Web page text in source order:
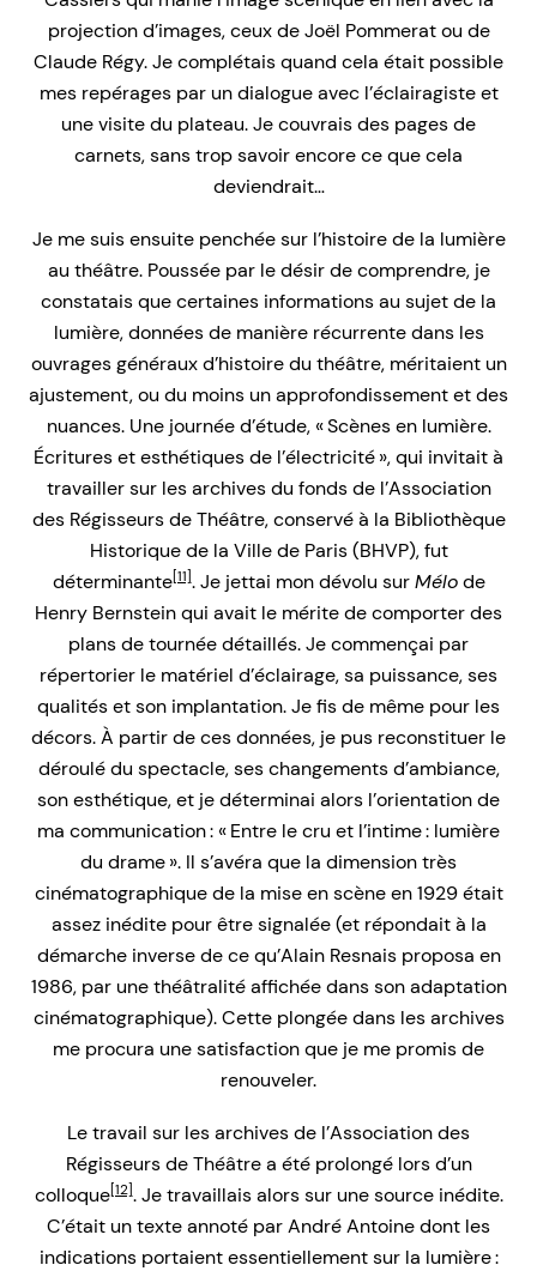
projection d’images, ceux de Joël Pommerat ou de
Claude Régy. Je complétais quand cela était possible
mes repérages par un dialogue avec l’éclairagiste et
une visite du plateau. Je couvrais des pages de
carnets, sans trop savoir encore ce que cela
deviendrait…
Je me suis ensuite penchée sur l’histoire de la lumière
au théâtre. Poussée par le désir de comprendre, je
constatais que certaines informations au sujet de la
lumière, données de manière récurrente dans les
ouvrages généraux d’histoire du théâtre, méritaient un
ajustement, ou du moins un approfondissement et des
nuances. Une journée d’étude, « Scènes en lumière.
Écritures et esthétiques de l’électricité », qui invitait à
travailler sur les archives du fonds de l’Association
des Régisseurs de Théâtre, conservé à la Bibliothèque
Historique de la Ville de Paris (BHVP), fut
déterminante[11]. Je jettai mon dévolu surMélode
Henry Bernstein qui avait le mérite de comporter des
plans de tournée détaillés. Je commençai par
répertorier le matériel d’éclairage, sa puissance, ses
qualités et son implantation. Je fis de même pour les
décors. À partir de ces données, je pus reconstituer le
déroulé du spectacle, ses changements d’ambiance,
son esthétique, et je déterminai alors l’orientation de
ma communication : « Entre le cru et l’intime : lumière
du drame ». Il s’avéra que la dimension très
cinématographique de la mise en scène en 1929 était
assez inédite pour être signalée (et répondait à la
démarche inverse de ce qu’Alain Resnais proposa en
1986, par une théâtralité affichée dans son adaptation
cinématographique). Cette plongée dans les archives
me procura une satisfaction que je me promis de
renouveler.
Le travail sur les archives de l’Association des
Régisseurs de Théâtre a été prolongé lors d’un
colloque[12]. Je travaillais alors sur une source inédite.
C’était un texte annoté par André Antoine dont les
indications portaient essentiellement sur la lumière :